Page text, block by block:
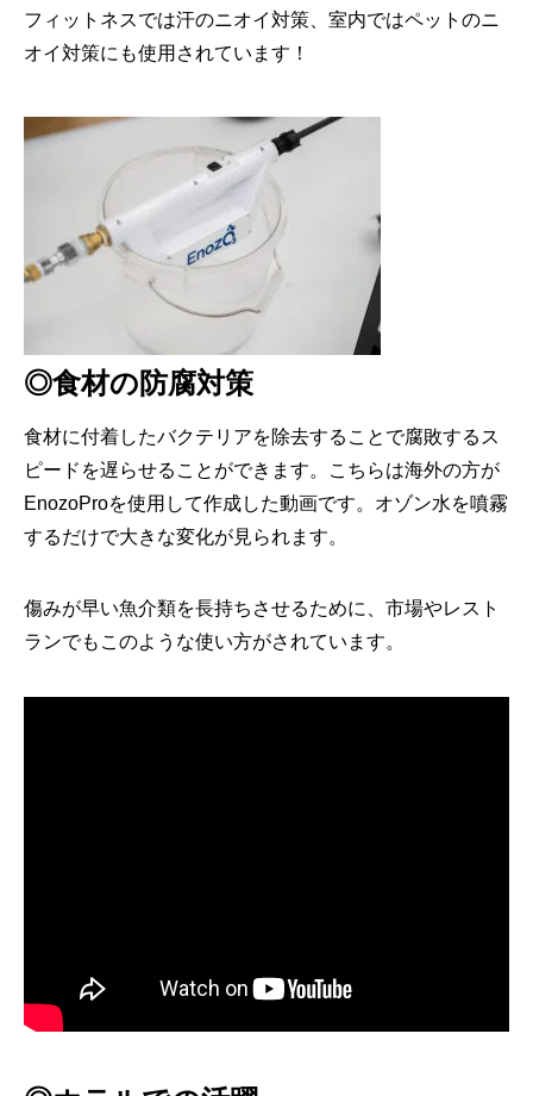
フィットネスでは汗のニオイ対策、室内ではペットのニ
オイ対策にも使用されています！
◎食材の防腐対策
食材に付着したバクテリアを除去することで腐敗するス
ピードを遅らせることができます。こちらは海外の方が
EnozoProを使用して作成した動画です。オゾン水を噴霧
するだけで大きな変化が見られます。
傷みが早い魚介類を長持ちさせるために、市場やレスト
ランでもこのような使い方がされています。